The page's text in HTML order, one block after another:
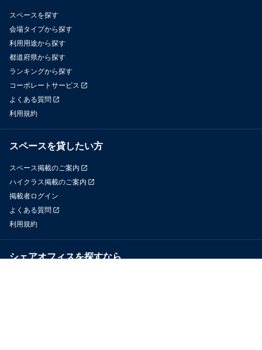
スペースを探す
会場タイプから探す
利用用途から探す
都道府県から探す
ランキングから探す
コーポレートサービス
よくある質問
利用規約
スペースを貸したい方
スペース掲載のご案内
ハイクラス掲載のご案内
掲載者ログイン
よくある質問
利用規約
シェアオフィスを探すなら